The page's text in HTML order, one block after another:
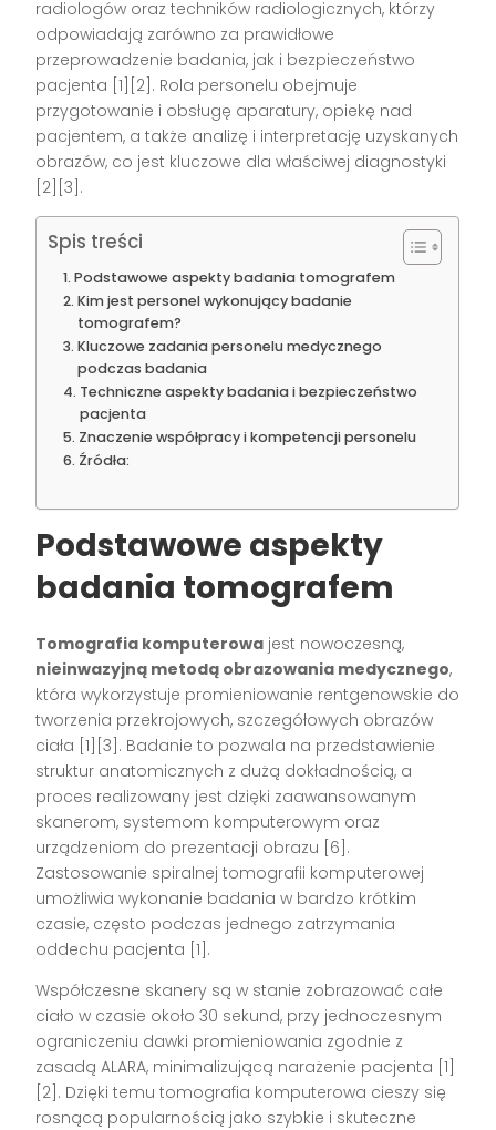
radiologów oraz techników radiologicznych, którzy
odpowiadają zarówno za prawidłowe
przeprowadzenie badania, jak i bezpieczeństwo
pacjenta [1][2] . Rola personelu obejmuje
przygotowanie i obsługę aparatury, opiekę nad
pacjentem, a także analizę i interpretację uzyskanych
obrazów, co jest kluczowe dla właściwej diagnostyki
[2][3] .
Spis treści
Podstawowe aspekty badania tomografem
Kim jest personel wykonujący badanie
tomografem?
Kluczowe zadania personelu medycznego
podczas badania
Techniczne aspekty badania i bezpieczeństwo
pacjenta
Znaczenie współpracy i kompetencji personelu
Źródła:
Podstawowe aspekty
badania tomografem
Tomografia komputerowa jest nowoczesną,
nieinwazyjną metodą obrazowania medycznego,
która wykorzystuje promieniowanie rentgenowskie do
tworzenia przekrojowych, szczegółowych obrazów
ciała [1][3] . Badanie to pozwala na przedstawienie
struktur anatomicznych z dużą dokładnością, a
proces realizowany jest dzięki zaawansowanym
skanerom, systemom komputerowym oraz
urządzeniom do prezentacji obrazu [6] .
Zastosowanie spiralnej tomografii komputerowej
umożliwia wykonanie badania w bardzo krótkim
czasie, często podczas jednego zatrzymania
oddechu pacjenta [1] .
Współczesne skanery są w stanie zobrazować całe
ciało w czasie około 30 sekund, przy jednoczesnym
ograniczeniu dawki promieniowania zgodnie z
zasadą ALARA, minimalizującą narażenie pacjenta [1]
[2] . Dzięki temu tomografia komputerowa cieszy się
rosnącą popularnością jako szybkie i skuteczne